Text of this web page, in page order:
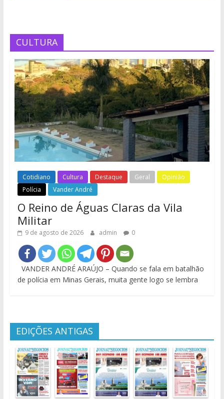
CULTURA
Cotidiano Cultura Destaque Geral
Opinião
Polícia
Vander André
O Reino de Águas Claras da Vila
Militar
9 de agosto de 2026 admin 0
VANDER ANDRÉ ARAÚJO – Quando se fala em batalhão
de polícia em Minas Gerais, muita gente logo se lembra
EDIÇÕES ANTIGAS